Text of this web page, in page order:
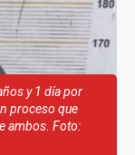
y 1 día por
proceso que
ambos. Foto: